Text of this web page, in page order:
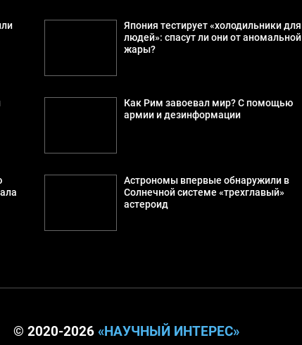
Япония тестирует «холодильники для
людей»: спасут ли они от аномальной
жары?
Как Рим завоевал мир? С помощью
армии и дезинформации
Астрономы впервые обнаружили в
Солнечной системе «трехглавый»
астероид
© 2020-2026 «НАУЧНЫЙ ИНТЕРЕС»